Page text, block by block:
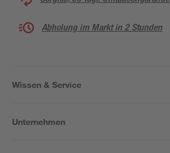
Abholung im Markt in 2 Stunden
Wissen & Service
Unternehmen